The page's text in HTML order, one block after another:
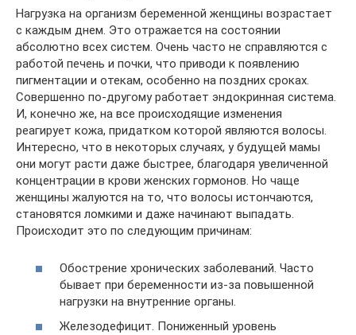
Нагрузка на организм беременной женщины возрастает
с каждым днем. Это отражается на состоянии
абсолютно всех систем. Очень часто не справляются с
работой печень и почки, что приводи к появлению
пигментации и отекам, особенно на поздних сроках.
Совершенно по-другому работает эндокринная система.
И, конечно же, на все происходящие изменения
реагирует кожа, придатком которой являются волосы.
Интересно, что в некоторых случаях, у будущей мамы
они могут расти даже быстрее, благодаря увеличенной
концентрации в крови женских гормонов. Но чаще
женщины жалуются на то, что волосы истончаются,
становятся ломкими и даже начинают выпадать.
Происходит это по следующим причинам:
Обострение хронических заболеваний. Часто
бывает при беременности из-за повышенной
нагрузки на внутренние органы.
Железодефицит. Пониженный уровень